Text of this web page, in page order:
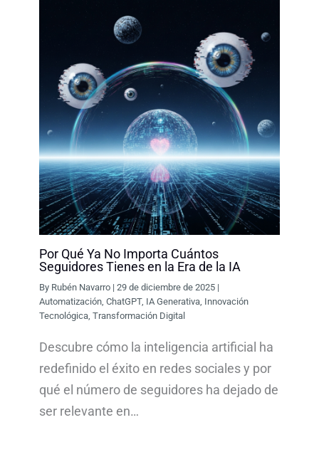
Por Qué Ya No Importa Cuántos
Seguidores Tienes en la Era de la IA
By Rubén Navarro |29 de diciembre de 2025 |
Automatización,ChatGPT, IA Generativa, Innovación
Tecnológica,Transformación Digital
Descubre cómo la inteligencia artificial ha
redefinido el éxito en redes sociales y por
qué el número de seguidores ha dejado de
ser relevante en…